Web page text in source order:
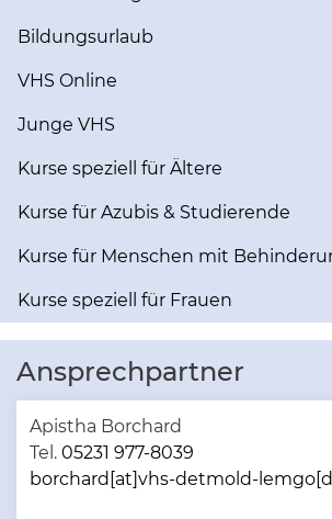
Bildungsurlaub
VHS Online
Junge VHS
Kurse speziell für Ältere
Kurse für Azubis & Studierende
Kurse für Menschen mit
Kurse speziell für Frauen
Ansprechpartner
Apistha Borchard
Tel. 05231 977-8039
borchard[at]vhs-detmold-